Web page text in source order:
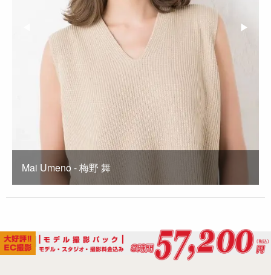
Previous Slide Next
▶︎
Mai Umeno - 梅野 舞